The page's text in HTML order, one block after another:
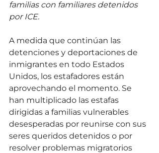
familias con familiares detenidos
por ICE.
A medida que continúan las
detenciones y deportaciones de
inmigrantes en todo Estados
Unidos, los estafadores están
aprovechando el momento. Se
han multiplicado las estafas
dirigidas a familias vulnerables
desesperadas por reunirse con sus
seres queridos detenidos o por
resolver problemas migratorios